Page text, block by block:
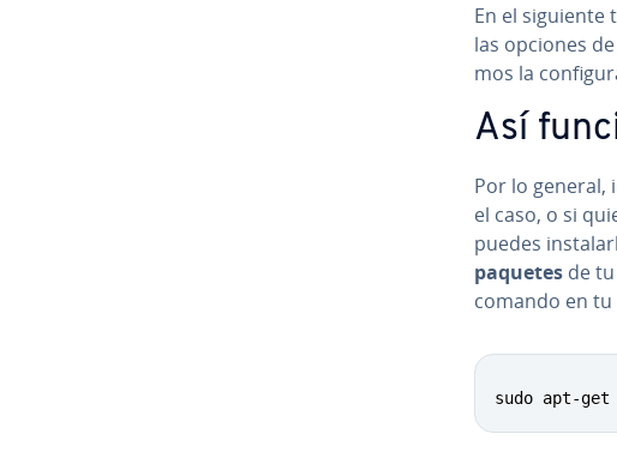
En el siguiente
las opciones
mos la
Así
Por lo general,
el caso, o si
puedes
paquetes de
comando en
sudo apt-